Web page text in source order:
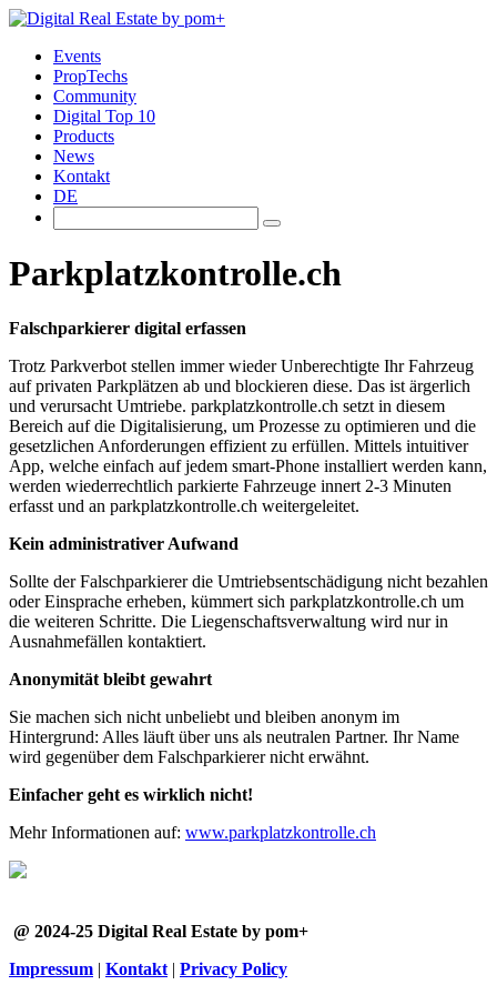
Events
PropTechs
Community
Digital Top 10
Products
News
Kontakt
DE
Parkplatzkontrolle.ch
Falschparkierer digital erfassen
Trotz Parkverbot stellen immer wieder Unberechtigte Ihr Fahrzeug
auf privaten Parkplätzen ab und blockieren diese. Das ist ärgerlich
und verursacht Umtriebe. parkplatzkontrolle.ch setzt in diesem
Bereich auf die Digitalisierung, um Prozesse zu optimieren und die
gesetzlichen Anforderungen effizient zu erfüllen. Mittels intuitiver
App, welche einfach auf jedem smart-Phone installiert werden kann,
werden wiederrechtlich parkierte Fahrzeuge innert 2-3 Minuten
erfasst und an parkplatzkontrolle.ch weitergeleitet.
Kein administrativer Aufwand
Sollte der Falschparkierer die Umtriebsentschädigung nicht bezahlen
oder Einsprache erheben, kümmert sich parkplatzkontrolle.ch um
die weiteren Schritte. Die Liegenschaftsverwaltung wird nur in
Ausnahmefällen kontaktiert.
Anonymität bleibt gewahrt
Sie machen sich nicht unbeliebt und bleiben anonym im
Hintergrund: Alles läuft über uns als neutralen Partner. Ihr Name
wird gegenüber dem Falschparkierer nicht erwähnt.
Einfacher geht es wirklich nicht!
Mehr Informationen auf: www.parkplatzkontrolle.ch
@ 2024-25 Digital Real Estate by pom+
Impressum | Kontakt | Privacy Policy